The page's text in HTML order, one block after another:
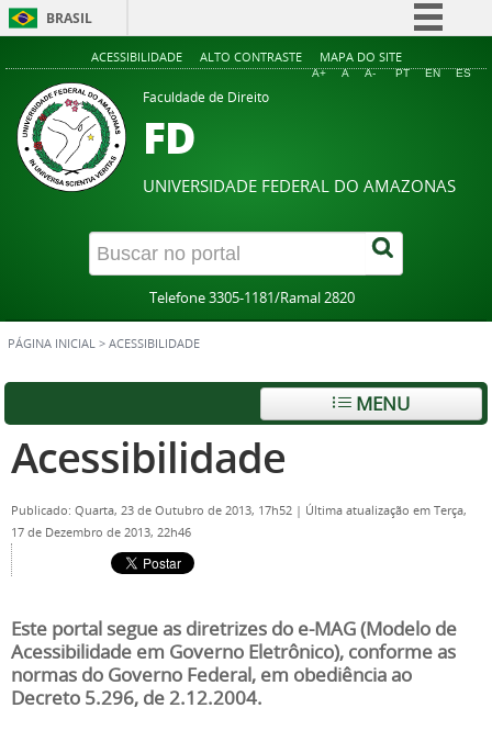
BRASIL
Simplifique!
Legislação
Canais
ACESSIBILIDADE ALTO CONTRASTE MAPA DO SITE
A+ A A- PT EN ES
Faculdade de Direito
FD
UNIVERSIDADE FEDERAL DO AMAZONAS
Telefone 3305-1181/Ramal 2820
PÁGINA INICIAL > ACESSIBILIDADE
MENU
Acessibilidade
Publicado: Quarta, 23 de Outubro de 2013, 17h52 | Última atualização em Terça,
17 de Dezembro de 2013, 22h46
Este portal segue as diretrizes do e-MAG (Modelo de
Acessibilidade em Governo Eletrônico), conforme as
normas do Governo Federal, em obediência ao
Decreto 5.296, de 2.12.2004.